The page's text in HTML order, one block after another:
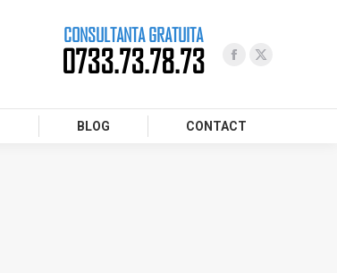
CONSULTANTA GRATUITA
0733.73.78.73
BLOG CONTACT